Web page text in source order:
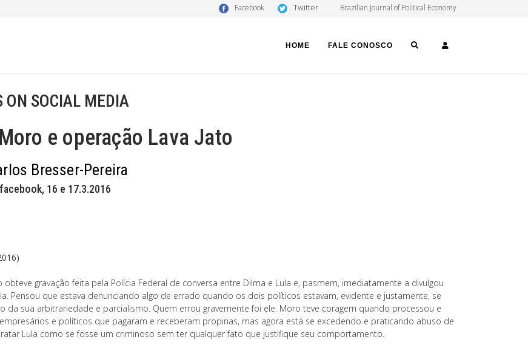
Facebook Twitter Brazilian Journal of Political Economy
HOME FALE CONOSCO SEARCH
ON SOCIAL MEDIA
e operação Lava Jato
Bresser-Pereira
16 e 17.3.2016
obteve gravação feita pela Polícia Federal de conversa entre Dilma e Lula e, pasmem, imediatamente a divulgou
Pensou que estava denunciando algo de errado quando os dois políticos estavam, evidente e justamente, se
da sua arbitrariedade e parcialismo. Quem errou gravemente foi ele. Moro teve coragem quando processou e
e políticos que pagaram e receberam propinas, mas agora está se excedendo e praticando abuso de
Lula como se fosse um criminoso sem ter qualquer fato que justifique seu comportamento.